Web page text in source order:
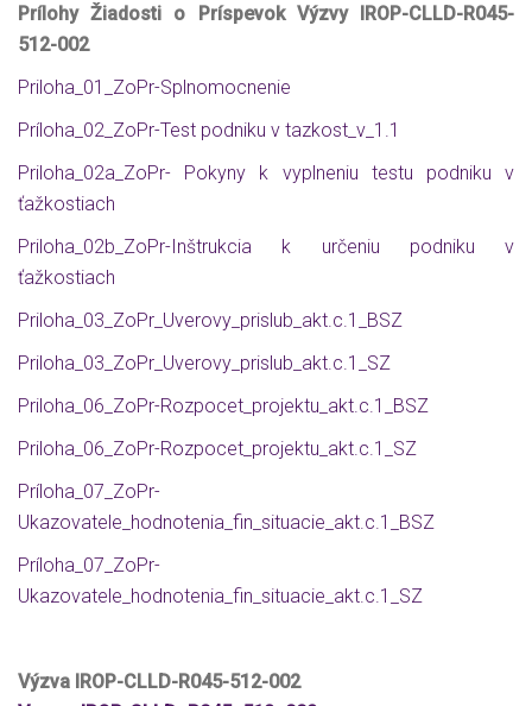
Prílohy Žiadosti o Príspevok Výzvy IROP-CLLD-R045-
512-002
Priloha_01_ZoPr-Splnomocnenie
Príloha_02_ZoPr-Test podniku v tazkost_v_1.1
Priloha_02a_ZoPr- Pokyny k vyplneniu testu podniku v
ťažkostiach
Priloha_02b_ZoPr-Inštrukcia k určeniu podniku v
ťažkostiach
Priloha_03_ZoPr_Uverovy_prislub_akt.c.1_BSZ
Priloha_03_ZoPr_Uverovy_prislub_akt.c.1_SZ
Priloha_06_ZoPr-Rozpocet_projektu_akt.c.1_BSZ
Priloha_06_ZoPr-Rozpocet_projektu_akt.c.1_SZ
Príloha_07_ZoPr-
Ukazovatele_hodnotenia_fin_situacie_akt.c.1_BSZ
Príloha_07_ZoPr-
Ukazovatele_hodnotenia_fin_situacie_akt.c.1_SZ
Výzva IROP-CLLD-R045-512-002